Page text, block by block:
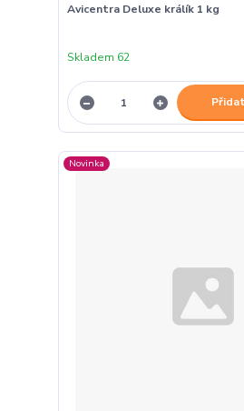
Avicentra Deluxe králík 1 kg
Skladem 62
Novinka